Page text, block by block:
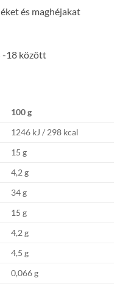
és maghéjakat
-18 között
100 g
1246 kJ / 298 kcal
15 g
4,2 g
34 g
15 g
4,2 g
4,5 g
0,066 g